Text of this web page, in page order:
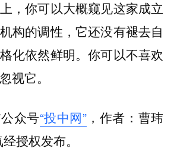
，你可以大概窥见这家成立
构的调性，它还没有褪去自
化依然鲜明。你可以不喜欢
视它。
众号“投中网”，作者：曹玮
授权发布。